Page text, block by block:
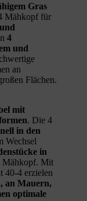
Gras
Mähkopf für
4
und
an
Flächen.
mit
. Die 4
in den
Wechsel
in
Mähkopf. Mit
40-4 erzielen
an Mauern,
optimale